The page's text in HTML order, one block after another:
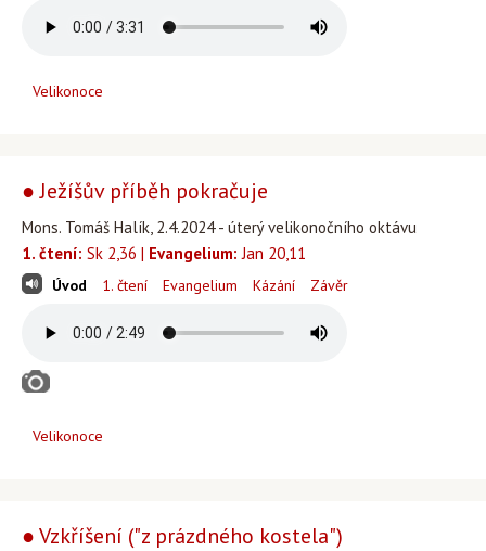
Velikonoce
● Ježíšův příběh pokračuje
Mons. Tomáš Halík, 2.4.2024 - úterý velikonočního oktávu
1. čtení: Sk 2,36 | Evangelium: Jan 20,11
Úvod 1. čtení Evangelium Kázání Závěr
Velikonoce
● Vzkříšení ("z prázdného kostela")